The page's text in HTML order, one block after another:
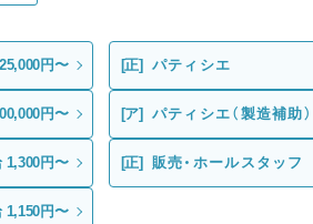
円〜 [正] パティシエ
円〜 [ア] パティシエ（製造補助）
1,300円〜 [正] 販売・ホールスタッフ
1,150円〜